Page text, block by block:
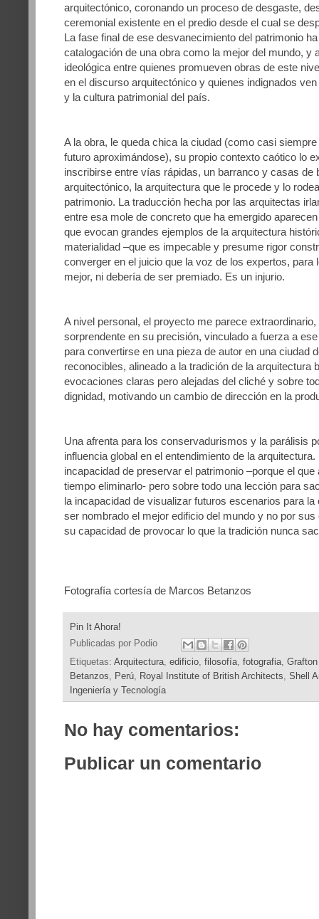
arquitectónico, coronando un proceso de desgaste,
ceremonial existente en el predio desde el cual se
La fase final de ese desvanecimiento del patrimonio
catalogación de una obra como la mejor del mundo, y
ideológica entre quienes promueven obras de este
en el discurso arquitectónico y quienes indignados
y la cultura patrimonial del país.
A la obra, le queda chica la ciudad (como casi
futuro aproximándose), su propio contexto caótico lo
inscribirse entre vías rápidas, un barranco y casas de
arquitectónico, la arquitectura que le procede y lo
patrimonio. La traducción hecha por las arquitectas
entre esa mole de concreto que ha emergido
que evocan grandes ejemplos de la arquitectura
materialidad –que es impecable y presume rigor
converger en el juicio que la voz de los expertos, para
mejor, ni debería de ser premiado. Es un injurio.
A nivel personal, el proyecto me parece
sorprendente en su precisión, vinculado a fuerza a
para convertirse en una pieza de autor en una ciudad
reconocibles, alineado a la tradición de la arquitectura
evocaciones claras pero alejadas del cliché y sobre
dignidad, motivando un cambio de dirección en la
Una afrenta para los conservadurismos y la parálisis
influencia global en el entendimiento de la
incapacidad de preservar el patrimonio –porque el
tiempo eliminarlo- pero sobre todo una lección para
la incapacidad de visualizar futuros escenarios para
ser nombrado el mejor edificio del mundo y no por
su capacidad de provocar lo que la tradición nunca
Fotografía cortesía de Marcos Betanzos
Pin It Ahora!
Publicadas por Podio
Etiquetas: Arquitectura edificio filosofía fotografia
Betanzos
Perú Royal Institute of British Architects
Shell
Ingeniería y Tecnología
No hay comentarios:
Publicar un comentario